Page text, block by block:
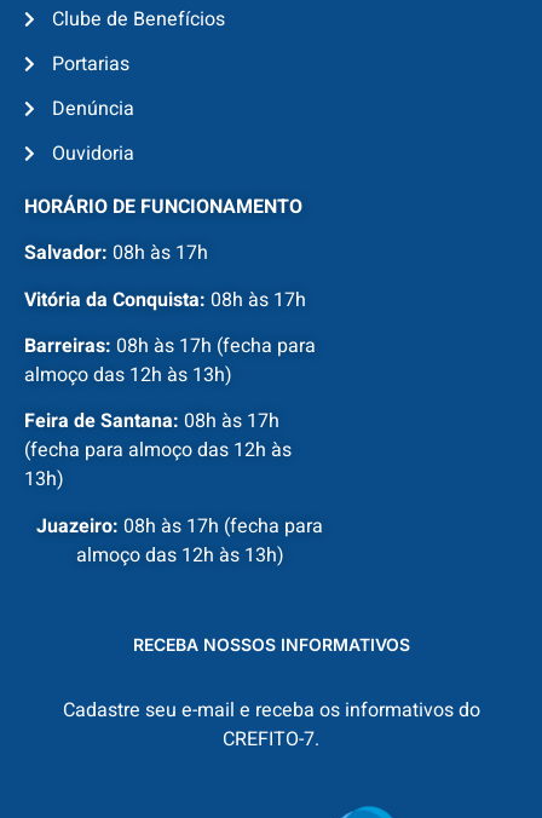
Clube de Benefícios
Portarias
Denúncia
Ouvidoria
HORÁRIO DE FUNCIONAMENTO
Salvador: 08h às 17h
Vitória da Conquista: 08h às 17h
Barreiras: 08h às 17h (fecha para
almoço das 12h às 13h)
Feira de Santana: 08h às 17h
(fecha para almoço das 12h às
13h)
Juazeiro: 08h às 17h (fecha para
almoço das 12h às 13h)
RECEBA NOSSOS INFORMATIVOS
Cadastre seu e-mail e receba os informativos do
CREFITO-7.